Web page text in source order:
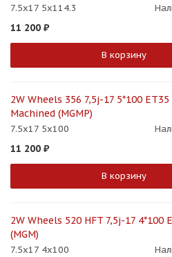
7.5x17 5x114.3
11 200 ₽
В корзину
2W Wheels 356 7,5j-17 5*100
Machined (MGMP)
7.5x17 5x100
11 200 ₽
В корзину
2W Wheels 520 HFT 7,5j-17
(MGM)
7.5x17 4x100